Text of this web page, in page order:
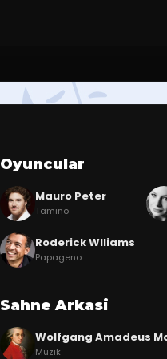
Oyuncular
Mauro Peter
Tamino
Roderick Wlliams
Papageno
Sahne Arkasi
Wolfgang Amadeus
Müzik